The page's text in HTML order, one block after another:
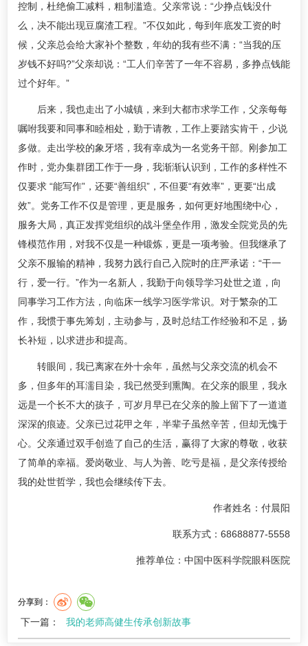
控制，杜绝偷工减料，粗制滥造。父亲常说：“少挣点钱没什
么，决不能出现豆腐渣工程。”不仅如此，每到年底发工资的时
候，父亲总会给大家补个整数，年幼的我有些不满：“当我的压
岁钱不好吗?”父亲却说：“工人们辛苦了一年不容易，多挣点钱能
过个好年。”
后来，我也走出了小城镇，来到大都市求学工作，父亲每每
嘱咐我要和同事和睦相处，勤于请教，工作上要踏实肯干，少说
多做。走出学校的象牙塔，我有幸成为一名党务干部。刚参加工
作时，党办集群团工作于一身，我渐渐认识到，工作的多样性不
仅要求 “能写作”，还要“善组织”，不但要“有效率”，更要“出成
效”。党务工作不仅是管理，更是服务，如何更好地围绕中心，
服务大局，真正发挥党组织的战斗堡垒作用，激发全院党员的先
锋模范作用，对我不仅是一种锻炼，更是一项考验。但我继承了
父亲不服输的精神，我努力践行自己入院时的庄严承诺：“干一
行，爱一行。”作为一名新人，我勤于向领导学习处世之道，向
同事学习工作方法，向临床一线学习医学常识。对于繁杂的工
作，我惯于事先筹划，主动参与，及时总结工作经验和不足，扬
长补短，以求进步和提高。
转眼间，我已离家在外十余年，虽然与父亲交流的机会不
多，但多年的耳濡目染，我已然受到熏陶。在父亲的眼里，我永
远是一个长不大的孩子，可岁月早已在父亲的脸上留下了一道道
深深的痕迹。父亲已过花甲之年，半辈子虽然辛苦，但却无愧于
心。父亲通过双手创造了自己的生活，赢得了大家的尊敬，收获
了简单的幸福。爱岗敬业、与人为善、吃亏是福，是父亲传授给
我的处世哲学，我也会继续传下去。
作者姓名：付晨阳
联系方式：68688877-5558
推荐单位：中国中医科学院眼科医院
分享到：
下一篇： 我的老师高健生传承创新故事